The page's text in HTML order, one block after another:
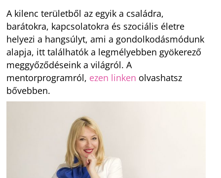
A kilenc területből az egyik a családra,
barátokra, kapcsolatokra és szociális életre
helyezi a hangsúlyt, ami a gondolkodásmódunk
alapja, itt találhatók a legmélyebben gyökerező
meggyőződéseink a világról. A
mentorprogramról, ezen linken olvashatsz
bővebben.